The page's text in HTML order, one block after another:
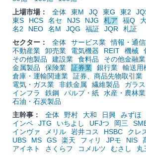
上場市場：
全体 東M JQ 東G 東2
東S
HCS 名セ NJS NJG 札ア 福Q
名2
NEO 名M JQG 福証 JQR
札証
セクター：
全体 サービス業 情報・通
不動産業
卸売業 電気機器 REIT 機械
その他製品
建設業 食料品 その他金融業
金属製品
保険業 証券業 銀行業
輸送用
倉庫・運輸関連業
証券、商品先物取引業
電気・ガス業
非鉄金属 繊維製品
ガラ
インフラ
鉄鋼 パルプ・紙 水産・農林業
石油・石炭製品
主幹事：
全体 野村 大和 日興 みずほ
インベ
JTG いちよし UFJつ 岡三
インヴァ
メリル 岩井コス HSBC クレ
UBS
MS GS 楽天 フィリ JPモ NIS
アイネト
さくらフ コメルツ むさし 丸